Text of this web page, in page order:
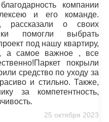
компании
и его команде.
рассказали о своих
помогли выбрать
под нашу квартиру,
а самое важное , все
покрыли
средство по уходу за
и стильно. Также,
за компетентность,
25 октября 2023